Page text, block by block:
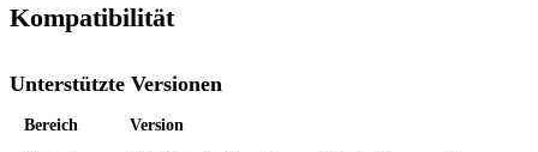
Kompatibilität
Unterstützte Versionen
Bereich Version